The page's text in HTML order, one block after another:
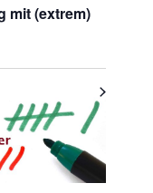
mit (extrem)